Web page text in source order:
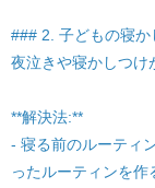
### 2. 子どもの寝か
夜泣きや寝かしつけ
**解決法:**
- 寝る前のルーティ
ったルーティンを